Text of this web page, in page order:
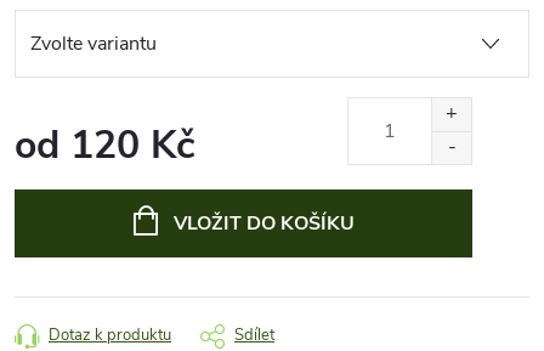
od 120 Kč
VLOŽIT DO KOŠÍKU
Dotaz k produktu Sdílet